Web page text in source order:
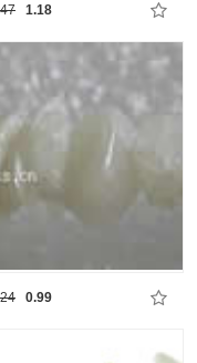
1.18
0.99